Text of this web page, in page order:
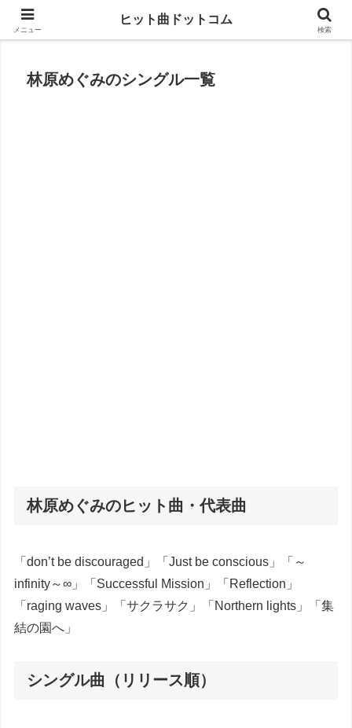
思い出の曲がすぐに見つかる
林原めぐみのシングル一覧
林原めぐみのヒット曲・代表曲
「don’t be discouraged」「Just be conscious」「～
infinity～∞」「Successful Mission」「Reflection」
「raging waves」「サクラサク」「Northern lights」「集
結の園へ」
シングル曲（リリース順）
メニュー
ヒット曲ドットコム
検索